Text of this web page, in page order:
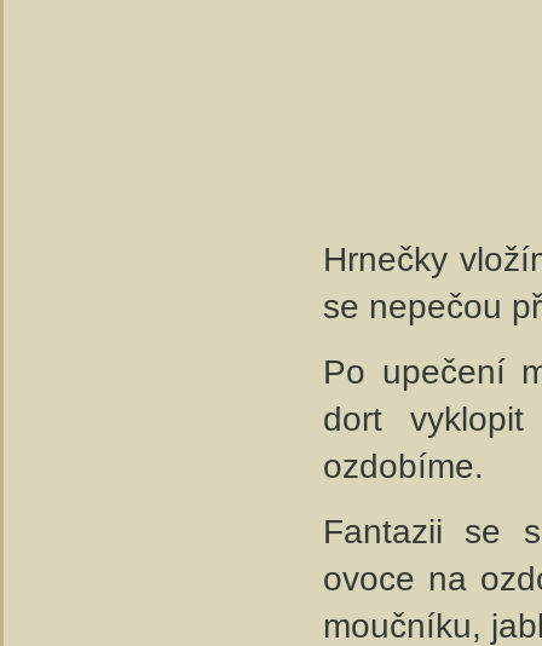
Hrnečky
se nepečou
Po upečení
dort
ozdobíme.
Fantazii se
ovoce na
moučníku,